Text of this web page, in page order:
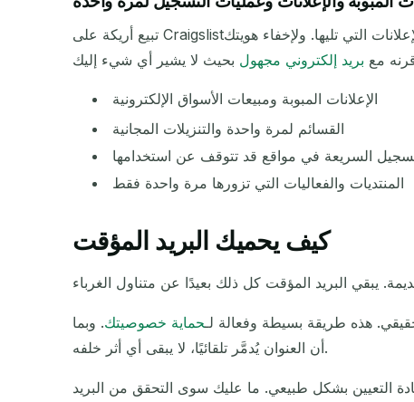
تبيع أريكة على Craigslist؟ تحصل على قسيمة لمرة واحدة؟ تجرّب اشتراكًا مجانيًا؟ استخدم بريدًا مؤقتًا. ستحصل على الرسالة التي تريدها وتتجنب الإعلانات التي تليها. ولإخفاء هويتك
مع بريد إلكتروني مجهول
الإعلانات المبوبة ومبيعات الأسواق الإلكترونية
القسائم لمرة واحدة والتنزيلات المجانية
السريعة في مواقع قد تتوقف عن استخدامها
المنتديات والفعاليات التي تزورها مرة واحدة فقط
كيف يحميك البريد المؤقت
هذه طريقة بسيطة وفعالة لـحماية خصوصيتك. وبما
أن العنوان يُدمَّر تلقائيًا، لا يبقى أي أثر خلفه.
التعيين بشكل طبيعي. ما عليك سوى التحقق من البريد